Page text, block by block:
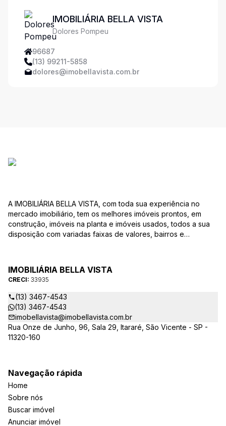
IMOBILIÁRIA BELLA VISTA
Dolores Pompeu
96687
(13) 99211-5858
dolores@imobellavista.com.br
A IMOBILIÁRIA BELLA VISTA, com toda sua experiência no
mercado imobiliário, tem os melhores imóveis prontos, em
construção, imóveis na planta e imóveis usados, todos a sua
disposição com variadas faixas de valores, bairros e
ao CRECI-EE – estarão sempre prontos para responder-lhe
todas as suas dúvidas sobre casas, apartamentos, terrenos,
salas comerciais e outros produtos imobiliários.
IMOBILIÁRIA BELLA VISTA
CRECI: 33935
(13) 3467-4543
(13) 3467-4543
imobellavista@imobellavista.com.br
Rua Onze de Junho, 96, Sala 29, Itararé, São Vicente - SP -
11320-160
Navegação rápida
Home
Sobre nós
Buscar imóvel
Anunciar imóvel